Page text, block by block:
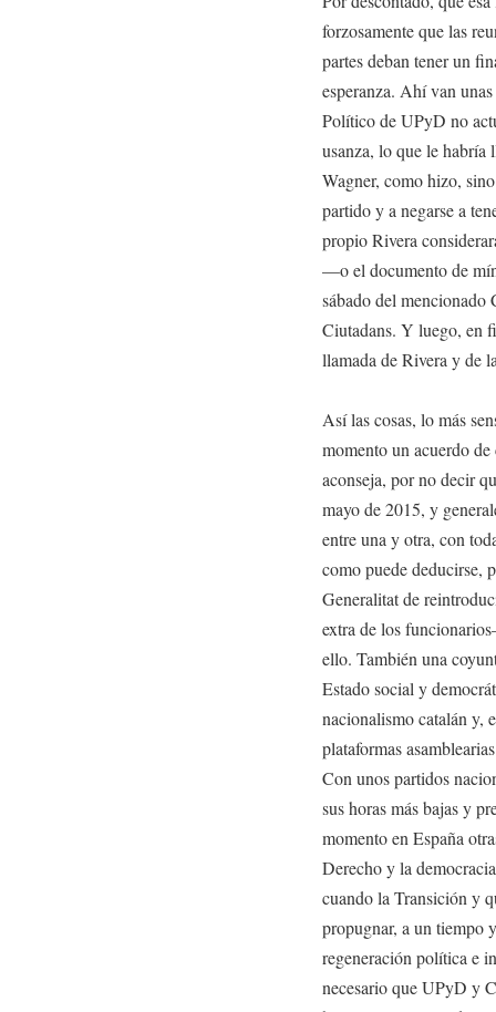
forzosamente que las
partes deban tener un
esperanza. Ahí van
Político de UPyD no
usanza, lo que le habría
Wagner, como hizo,
partido y a negarse a
propio Rivera
—o el documento de
sábado del mencionado
Ciutadans. Y luego, en
llamada de Rivera y de
Así las cosas, lo más
momento un acuerdo
aconseja, por no decir
mayo de 2015, y
entre una y otra, con
como puede deducirse,
Generalitat de
extra de los
ello. También una
Estado social y
nacionalismo catalán y,
plataformas
Con unos partidos
sus horas más bajas y
momento en España
Derecho y la
cuando la Transición y
propugnar, a un tiempo
regeneración política e
necesario que UPyD y